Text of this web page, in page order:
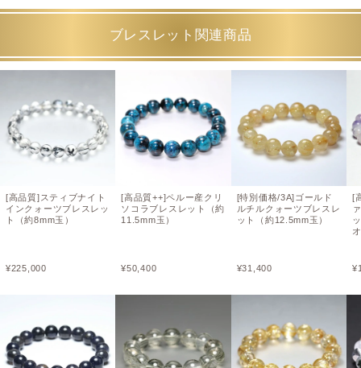
ブレスレット関連商品
[高品質]スティブナイト
インクォーツブレスレッ
ト（約8mm玉）
¥225,000
[高品質++]ペルー産クリ
ソコラブレスレット（約
11.5mm玉）
¥50,400
[特別価格/3A]ゴールド
ルチルクォーツブレスレ
ット（約12.5mm玉）
¥31,400
[
¥